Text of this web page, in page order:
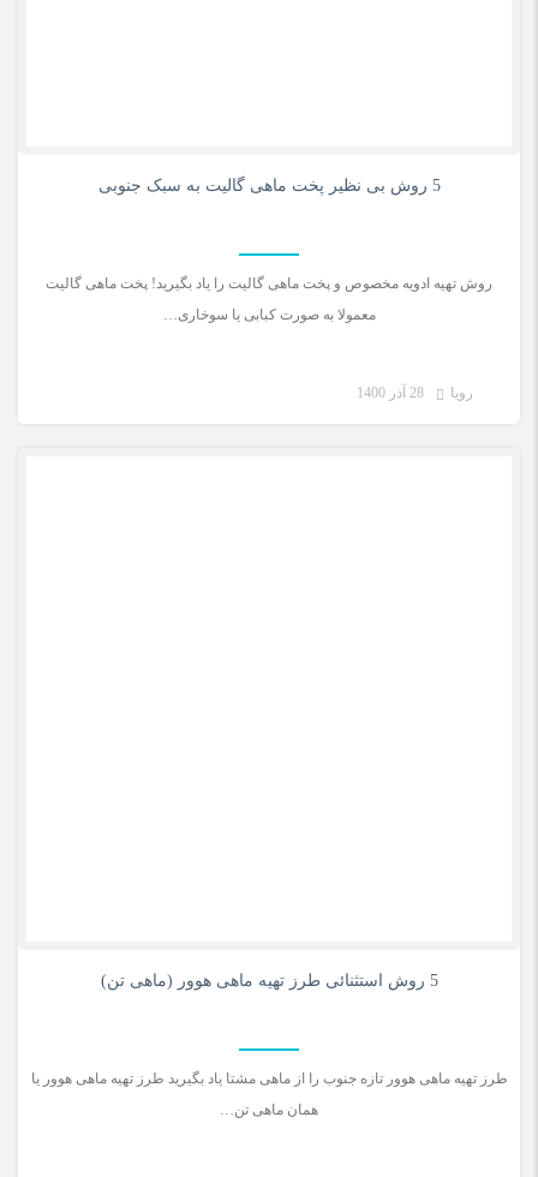
5 روش بی نظیر پخت ماهی گالیت به سبک جنوبی
روش تهیه ادویه مخصوص و پخت ماهی گالیت را یاد بگیرید! پخت ماهی گالیت
معمولا به صورت کبابی یا سوخاری…
رویا 28 آذر 1400
5 روش استثنائی طرز تهیه ماهی هوور (ماهی تن)
طرز تهیه ماهی هوور تازه جنوب را از ماهی مشتا یاد بگیرید طرز تهیه ماهی هوور یا
همان ماهی تن…